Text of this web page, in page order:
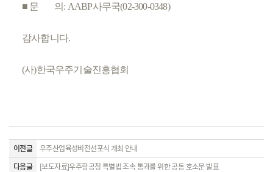
■ 문 의 : AABP사무국(02-300-0348)
감사합니다.
(사)한국우주기술진흥협회
이전글
우주산업육성비전선포식 개최 안내
다음글
[보도자료]우주항공청 특별법 조속 통과를 위한 공동 호소문 발표